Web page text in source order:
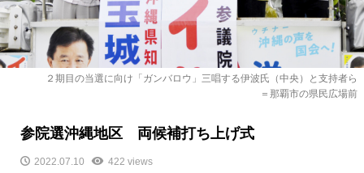
２期目の当選に向け「ガンバロウ」三唱する伊波氏（中央）と支持者ら
＝那覇市の県民広場前
参院選沖縄地区 両候補打ち上げ式
2022.07.10 422 views